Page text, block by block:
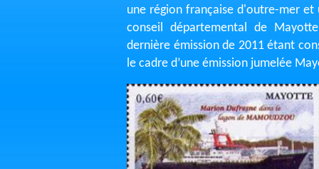
une région française d'outre-mer
conseil départemental de
dernière émission de 2011 étant
le cadre d’une émission jumelée